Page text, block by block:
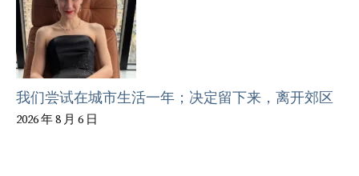
我们尝试在城市生活一年；决定留下来，离开郊区
2026 年 8 月 6 日